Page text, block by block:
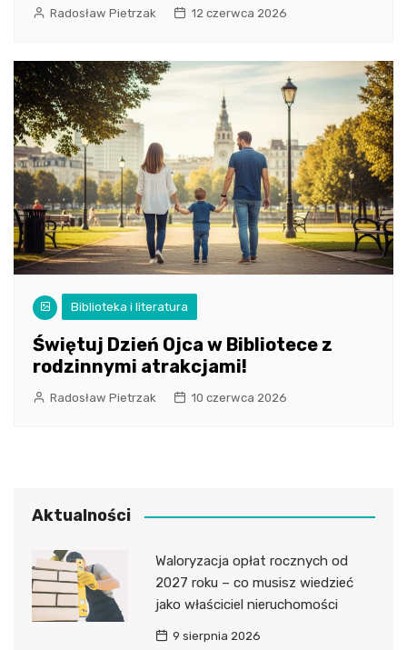
Radosław Pietrzak 12 czerwca 2026
Biblioteka i literatura
Świętuj Dzień Ojca w Bibliotece z
rodzinnymi atrakcjami!
Radosław Pietrzak 10 czerwca 2026
Aktualności
Waloryzacja opłat rocznych od
2027 roku – co musisz wiedzieć
jako właściciel nieruchomości
9 sierpnia 2026